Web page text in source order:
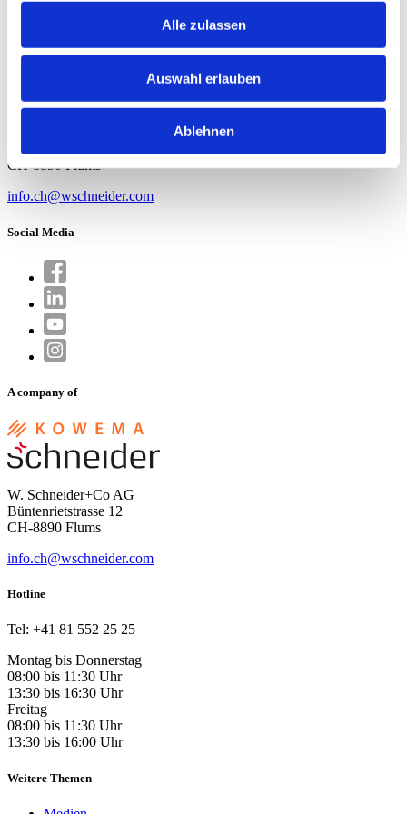
Alle zulassen
Auswahl erlauben
Ablehnen
08:00 bis 11:30 Uhr
Medien
Garantie
Büntenrietstrasse 12
CH-8890 Flums
info.ch@wschneider.com
Social Media
A company of
W. Schneider+Co AG
Büntenrietstrasse 12
CH-8890 Flums
info.ch@wschneider.com
Hotline
Tel: +41 81 552 25 25
Montag bis Donnerstag
08:00 bis 11:30 Uhr
13:30 bis 16:30 Uhr
Freitag
08:00 bis 11:30 Uhr
13:30 bis 16:00 Uhr
Weitere Themen